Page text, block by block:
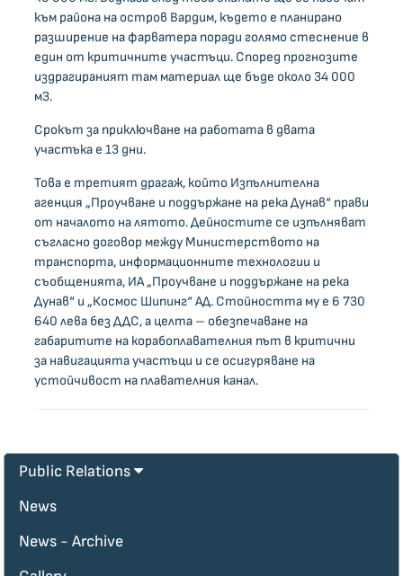
към района на остров Вардим, където е планирано
разширение на фарватера поради голямо стеснение в
един от критичните участъци. Според прогнозите
издрагираният там материал ще бъде около 34 000
м3.
Срокът за приключване на работата в двата
участъка е 13 дни.
Това е третият драгаж, който Изпълнителна
агенция „Проучване и поддържане на река Дунав“ прави
от началото на лятото. Дейностите се изпълняват
съгласно договор между Министерството на
транспорта, информационните технологии и
съобщенията, ИА „Проучване и поддържане на река
Дунав“ и „Космос Шипинг“ АД. Стойността му е 6 730
640 лева без ДДС, а целта – обезпечаване на
габаритите на корабоплавателния път в критични
за навигацията участъци и се осигуряване на
устойчивост на плавателния канал.
Public Relations
News
News - Archive